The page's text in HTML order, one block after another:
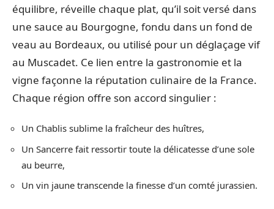
équilibre, réveille chaque plat, qu’il soit versé dans
une sauce au Bourgogne, fondu dans un fond de
veau au Bordeaux, ou utilisé pour un déglaçage vif
au Muscadet. Ce lien entre la gastronomie et la
vigne façonne la réputation culinaire de la France.
Chaque région offre son accord singulier :
Un Chablis sublime la fraîcheur des huîtres,
Un Sancerre fait ressortir toute la délicatesse d’une sole
au beurre,
Un vin jaune transcende la finesse d’un comté jurassien.